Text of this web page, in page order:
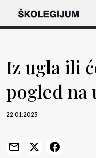
Iz ugla ili
pogled na
22.01.2023